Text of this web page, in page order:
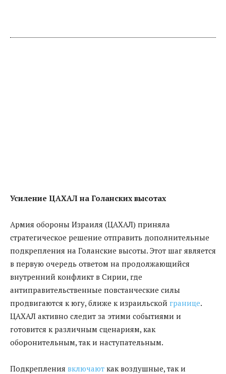
Усиление ЦАХАЛ на Голанских высотах
Армия обороны Израиля (ЦАХАЛ) приняла
стратегическое решение отправить дополнительные
подкрепления на Голанские высоты. Этот шаг является
в первую очередь ответом на продолжающийся
внутренний конфликт в Сирии, где
антиправительственные повстанческие силы
продвигаются к югу, ближе к израильской границе.
ЦАХАЛ активно следит за этими событиями и
готовится к различным сценариям, как
оборонительным, так и наступательным.
Подкрепления включают как воздушные, так и